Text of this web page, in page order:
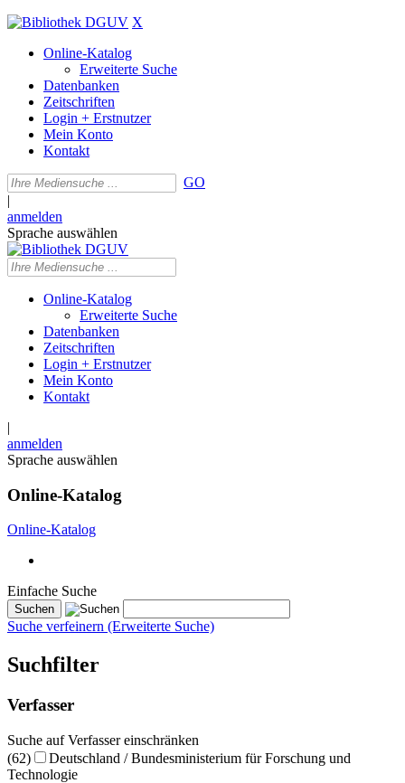
X
Online-Katalog
Erweiterte Suche
Datenbanken
Zeitschriften
Login + Erstnutzer
Mein Konto
Kontakt
GO
|
anmelden
Sprache auswählen
Online-Katalog
Erweiterte Suche
Datenbanken
Zeitschriften
Login + Erstnutzer
Mein Konto
Kontakt
|
anmelden
Sprache auswählen
Online-Katalog
Online-Katalog
Einfache Suche
Suche verfeinern (Erweiterte Suche)
Suchfilter
Verfasser
Suche auf Verfasser einschränken
(62)
Deutschland / Bundesministerium für Forschung und
Technologie